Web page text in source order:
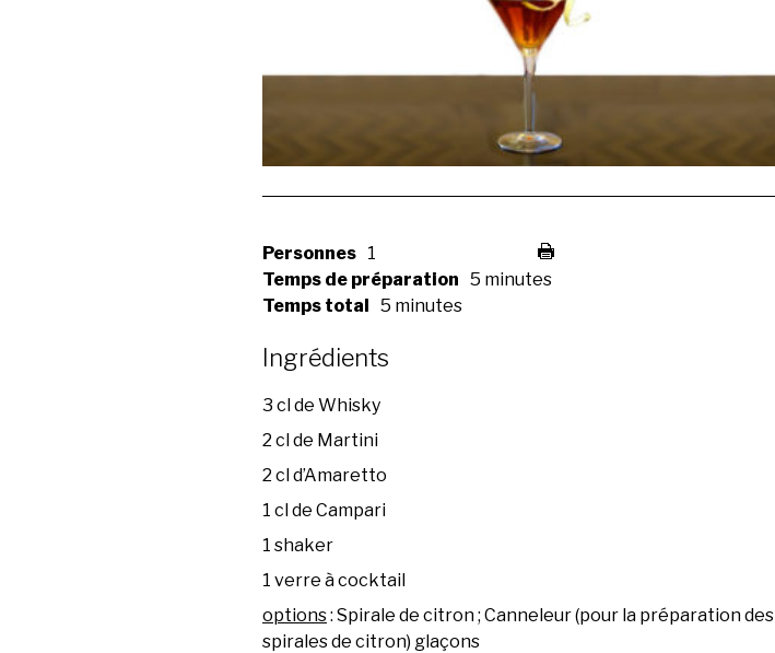
Personnes 1
Temps de préparation 5 minutes
Temps total 5 minutes
Ingrédients
3 cl de Whisky
2 cl de Martini
2 cl d’Amaretto
1 cl de Campari
1 shaker
1 verre à cocktail
options: Spirale de citron ; Canneleur (pour la préparation des
spirales de citron) glaçons